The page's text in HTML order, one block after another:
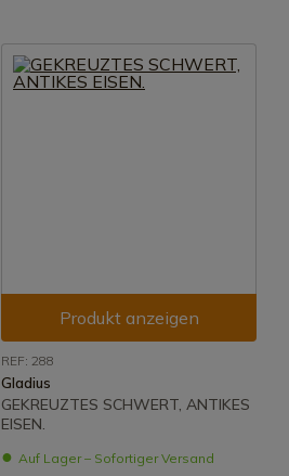
Produkt anzeigen
REF: 288
Gladius
GEKREUZTES SCHWERT, ANTIKES
EISEN.
Auf Lager – Sofortiger Versand